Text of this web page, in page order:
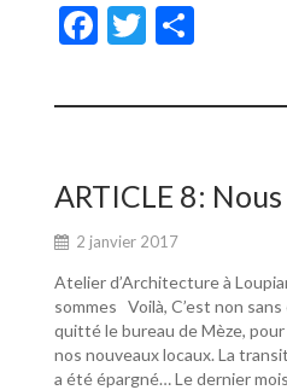
F
e
o
o
k
T
itt ta
er
ARTICLE 8:
2 janvier 2017
Atelier d’Architecture à
sommes Voilà, C’est non
quitté le bureau de Mèze,
nos nouveaux locaux. La
a été épargné… Le dernier